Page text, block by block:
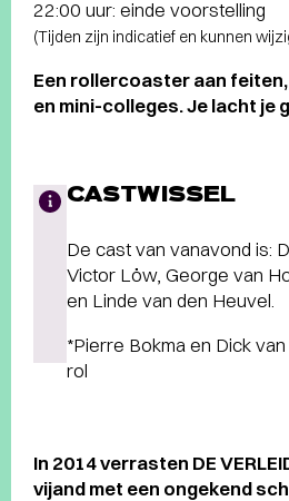
22:00 uur: einde voorstelling
(Tijden zijn indicatief en kunnen
Een rollercoaster aan
en mini-colleges. Je lacht je
CASTWISSEL
De cast van vanavond is:
Victor Löw, George van
en Linde van den Heuvel.
*Pierre Bokma en Dick
rol
In 2014 verrasten DE
vijand met een ongekend